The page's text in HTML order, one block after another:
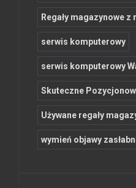
Regały magazynowe z
serwis komputerowy
serwis komputerowy
Skuteczne
Używane regały
wymień objawy